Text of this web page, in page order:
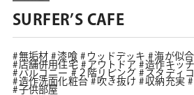
SURFER’S CAFE
無垢材 漆喰 ウッドデッキ 海が似
店舗併用住宅
アウトドア 造作キッ
バルコニー
２階リビング
スタディ
造作洗面化粧台
吹き抜け 収納充実
子供部屋